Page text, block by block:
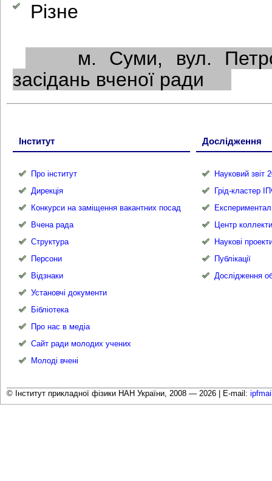
Різне
м. Суми, вул.
засідань вченої ради
Інститут
Про інститут
Дирекція
Конкурси на заміщення вакантних посад
Вчена рада
Структура
Персони
Відзнаки
Установчі документи
Бібліотека
Про нас в медіа
Сайт ради молодих учених
Молоді вчені
Дослідження
Науковий звіт
Грід-кластер
Центр
Наукові
Публікації
Дослідження
© Інститут прикладної фізики НАН України, 2008 — 2026 | E-mail: